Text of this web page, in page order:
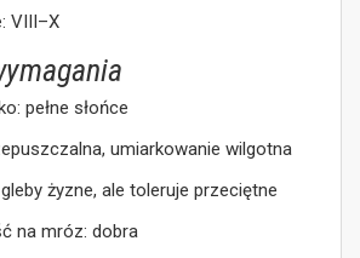
VIII–X
pełne słońce
umiarkowanie wilgotna
żyzne, ale toleruje przeciętne
na mróz: dobra